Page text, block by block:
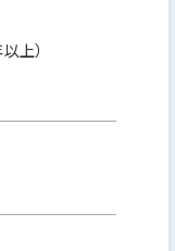
上）